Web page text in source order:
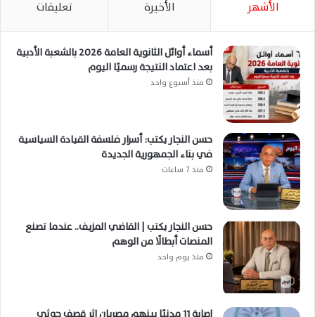
الأشهر الأخيرة تعليقات
أسماء أوائل الثانوية العامة 2026 بالشعبة الأدبية
بعد اعتماد النتيجة رسميًا اليوم
منذ أسبوع واحد
حسن النجار يكتب: أسرار فلسفة القيادة السياسية
في بناء الجمهورية الجديدة
منذ 7 ساعات
حسن النجار يكتب | القاضي المزيف.. عندما تصنع
المنصات أبطالًا من الوهم
منذ يوم واحد
إصابة 11 مدنيًا بينهم مصريان إثر قصف حوثي